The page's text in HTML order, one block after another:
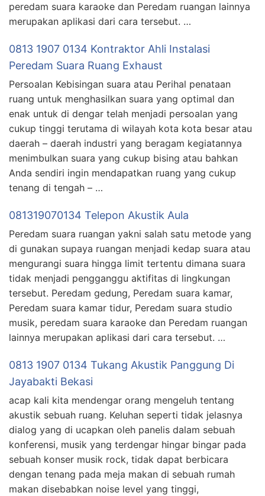
peredam suara karaoke dan Peredam ruangan lainnya
merupakan aplikasi dari cara tersebut. …
0813 1907 0134 Kontraktor Ahli Instalasi
Peredam Suara Ruang Exhaust
Persoalan Kebisingan suara atau Perihal penataan
ruang untuk menghasilkan suara yang optimal dan
enak untuk di dengar telah menjadi persoalan yang
cukup tinggi terutama di wilayah kota kota besar atau
daerah – daerah industri yang beragam kegiatannya
menimbulkan suara yang cukup bising atau bahkan
Anda sendiri ingin mendapatkan ruang yang cukup
tenang di tengah – …
081319070134 Telepon Akustik Aula
Peredam suara ruangan yakni salah satu metode yang
di gunakan supaya ruangan menjadi kedap suara atau
mengurangi suara hingga limit tertentu dimana suara
tidak menjadi pengganggu aktifitas di lingkungan
tersebut. Peredam gedung, Peredam suara kamar,
Peredam suara kamar tidur, Peredam suara studio
musik, peredam suara karaoke dan Peredam ruangan
lainnya merupakan aplikasi dari cara tersebut. …
0813 1907 0134 Tukang Akustik Panggung Di
Jayabakti Bekasi
acap kali kita mendengar orang mengeluh tentang
akustik sebuah ruang. Keluhan seperti tidak jelasnya
dialog yang di ucapkan oleh panelis dalam sebuah
konferensi, musik yang terdengar hingar bingar pada
sebuah konser musik rock, tidak dapat berbicara
dengan tenang pada meja makan di sebuah rumah
makan disebabkan noise level yang tinggi,